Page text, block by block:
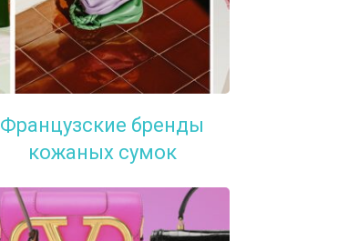
Французские бренды
кожаных сумок